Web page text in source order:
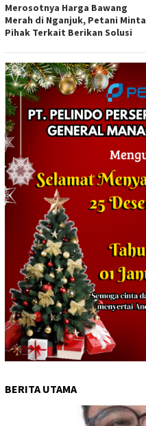
Merosotnya Harga Bawang
Merah di Nganjuk, Petani Minta
Pihak Terkait Berikan Solusi
BERITA UTAMA